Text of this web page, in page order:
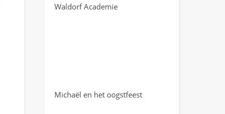
Waldorf Academie
Michaël en het oogstfeest